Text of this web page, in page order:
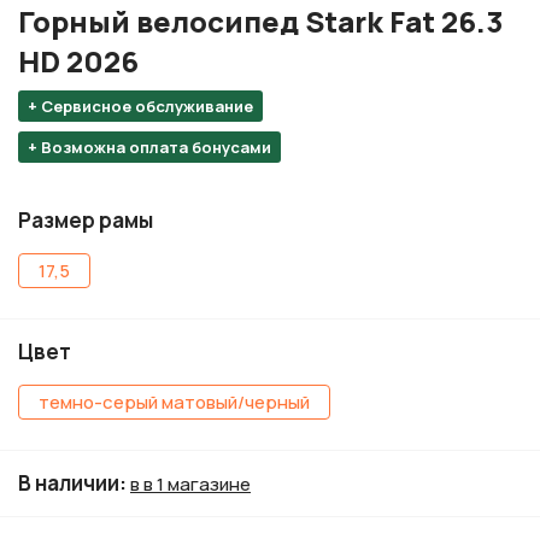
+ Сервисное обслуживание
+ Возможна оплата бонусами
Горный велосипед Stark Fat 26.3
HD 2026
Размер рамы
17,5
Цвет
темно-серый матовый/черный
В наличии:в в 1 магазине